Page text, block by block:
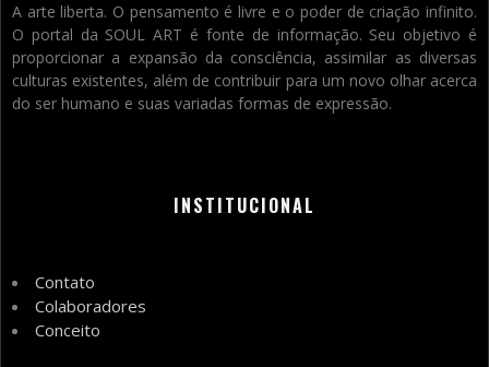
A arte liberta. O pensamento é livre e o poder de criação infinito.
O portal da SOUL ART é fonte de informação. Seu objetivo é
proporcionar a expansão da consciência, assimilar as diversas
culturas existentes, além de contribuir para um novo olhar acerca
do ser humano e suas variadas formas de expressão.
INSTITUCIONAL
Contato
Colaboradores
Conceito